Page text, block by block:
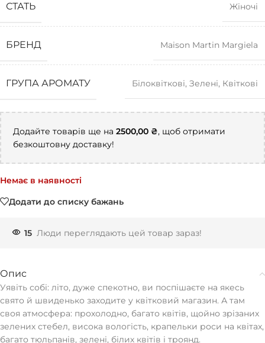
СТАТЬ Жіночі
БРЕНД Maison Martin Margiela
ГРУПА АРОМАТУ Білоквіткові, Зелені, Квіткові
Додайте товарів ще на 2500,00 ₴, щоб отримати
безкоштовну доставку!
Немає в наявності
Додати до списку бажань
15 Люди переглядають цей товар зараз!
Опис
Уявіть собі: літо, дуже спекотно, ви поспішаєте на якесь
свято й швиденько заходите у квітковий магазин. А там
своя атмосфера: прохолодно, багато квітів, щойно зрізаних
зелених стебел, висока вологість, крапельки роси на квітах,
багато тюльпанів, зелені, білих квітів і троянд.